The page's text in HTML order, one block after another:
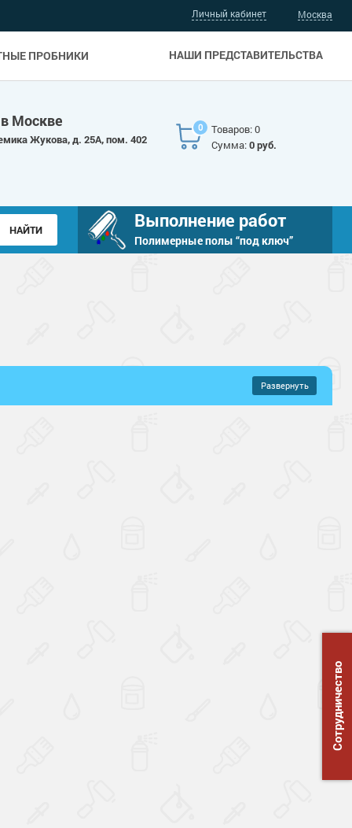
Личный кабинет
НАШИ ПРЕДСТАВИТЕЛЬСТВА
ПРОБНИКИ
Москва
Москве
Жукова, д. 25А, пом. 402
0
Товаров: 0
Сумма:0 руб.
Выполнение работ
Полимерные полы “под ключ”
Развернуть
Сотрудничество